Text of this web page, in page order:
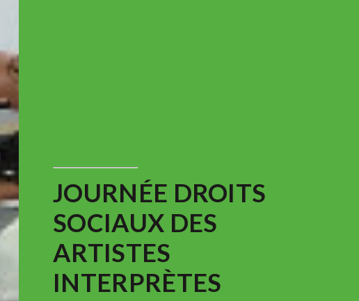
JOURNÉE DROITS
SOCIAUX DES
ARTISTES
INTERPRÈTES